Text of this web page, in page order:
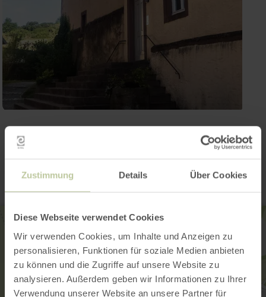
Zustimmung Details Über Cookies
Diese Webseite verwendet Cookies
Wir verwenden Cookies, um Inhalte und Anzeigen zu
personalisieren, Funktionen für soziale Medien anbieten
zu können und die Zugriffe auf unsere Website zu
analysieren. Außerdem geben wir Informationen zu Ihrer
Verwendung unserer Website an unsere Partner für
Kontakt